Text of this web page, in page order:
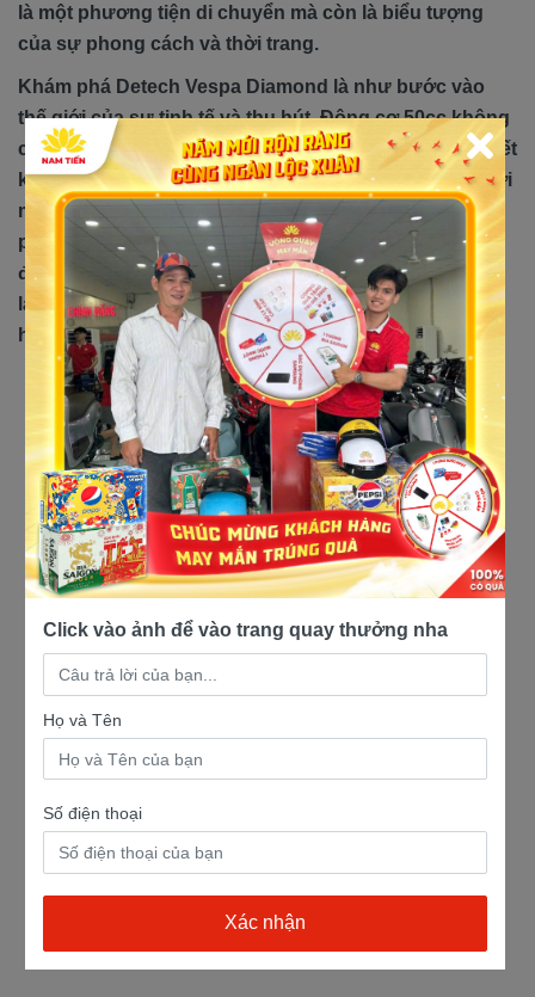
là một phương tiện di chuyển mà còn là biểu tượng
của sự phong cách và thời trang.
Khám phá Detech Vespa Diamond là như bước vào
thế giới của sự tinh tế và thu hút. Động cơ 50cc không
chỉ mang lại trải nghiệm lái xe êm ái mà còn đặc biệt tiết
kiệm nhiên liệu, chỉ cần 1,6 lít để đi qua mỗi 100km. Với
mức giá hợp lý, chiếc Vespa này trở thành lựa chọn
phổ biến không chỉ vì sự tiện ích mà còn vì tôn trọng
đối với môi trường. Detech Vespa Diamond không chỉ
là chiếc xe, mà là nguồn cảm hứng trong cuộc sống
hàng ngày của các bạn nữ học sinh.
Click vào ảnh để vào trang quay thưởng nha
Họ và Tên
Số điện thoại